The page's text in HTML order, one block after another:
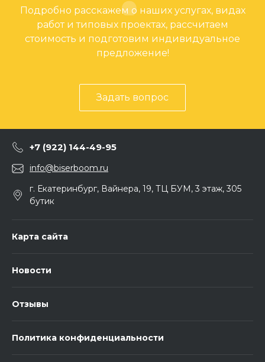
Подробно расскажем о наших услугах, видах
работ и типовых проектах, рассчитаем
стоимость и подготовим индивидуальное
предложение!
Задать вопрос
+7 (922) 144-49-95
info@biserboom.ru
г. Екатеринбург, Вайнера, 19, ТЦ БУМ, 3 этаж, 305
бутик
Карта сайта
Новости
Отзывы
Политика конфиденциальности